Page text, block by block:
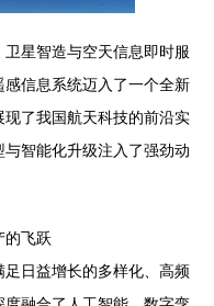
星智造与空天信息即时服
信息系统迈入了一个全新
了我国航天科技的前沿实
智能化升级注入了强劲动
的飞跃
日益增长的多样化、高频